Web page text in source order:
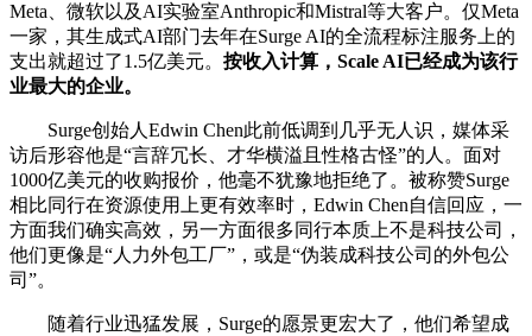
Meta、微软以及AI实验室Anthropic和Mistral等大客户。仅Meta
一家，其生成式AI部门去年在Surge AI的全流程标注服务上的
支出就超过了1.5亿美元。 按收入计算，Scale AI已经成为该行
业最大的企业。
Surge创始人Edwin Chen此前低调到几乎无人识，媒体采
访后形容他是“言辞冗长、才华横溢且性格古怪”的人。面对
1000亿美元的收购报价，他毫不犹豫地拒绝了。被称赞Surge
相比同行在资源使用上更有效率时，Edwin Chen自信回应，一
方面我们确实高效，另一方面很多同行本质上不是科技公司，
他们更像是“人力外包工厂”，或是“伪装成科技公司的外包公
司”。
随着行业迅猛发展，Surge的愿景更宏大了，他们希望成